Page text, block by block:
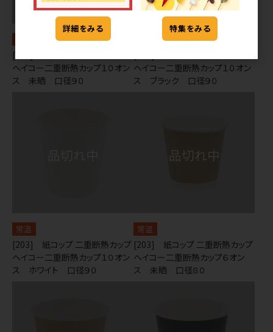
[203] 紙コップ 二重断熱カップ
ヘイコー二重断熱カップ１０オン
ス 未晒 口径９０
ヘイコー二重断熱カップ１０オン
ス ブラック 口径９０
常温
[203] 紙コップ 二重断熱カップ
ヘイコー二重断熱カップ１０オン
ス ホワイト 口径９０
常温
[203] 紙コップ 二重断熱カップ
ヘイコー二重断熱カップ６オン
ス 未晒 口径８０
詳細をみる 特集をみる